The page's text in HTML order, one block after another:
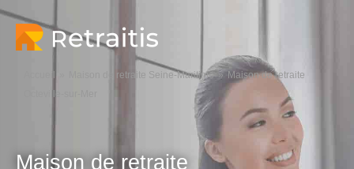
Maison de retraite Seine-Maritime
Maison de retraite
Maison de retraite